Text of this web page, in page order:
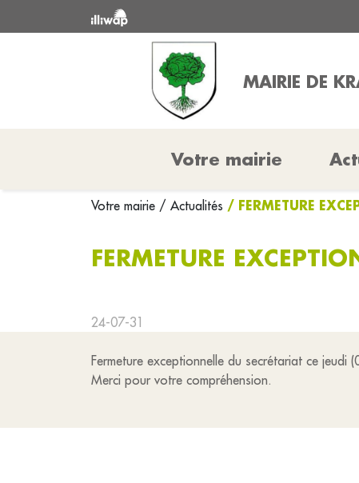
MAIRIE DE
Votre mairie
Votre mairie / Actualités / FERMETURE
FERMETURE
24-07-31
Fermeture exceptionnelle du secrétariat ce
Merci pour votre compréhension.